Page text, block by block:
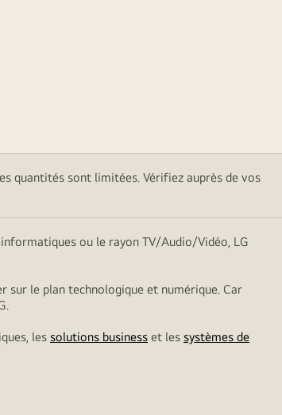
quantités sont limitées. Vérifiez auprès de vos
ou le rayon TV/Audio/Vidéo, LG
le plan technologique et numérique. Car
les solutions business et les systèmes de